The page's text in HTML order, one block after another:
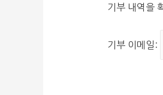
기부 내역을
기부 이메일: